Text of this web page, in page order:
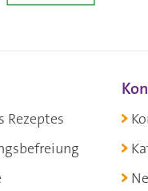
Rezeptes